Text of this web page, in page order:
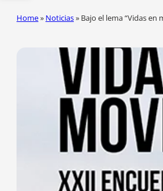
Home» Noticias» Bajo el lema “Vidas